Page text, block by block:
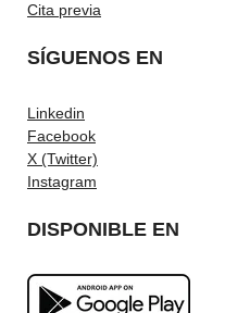
Cita previa
SÍGUENOS EN
Linkedin
Facebook
X (Twitter)
Instagram
DISPONIBLE EN